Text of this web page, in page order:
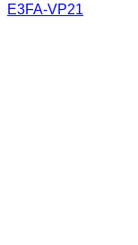
E3FA-VP21